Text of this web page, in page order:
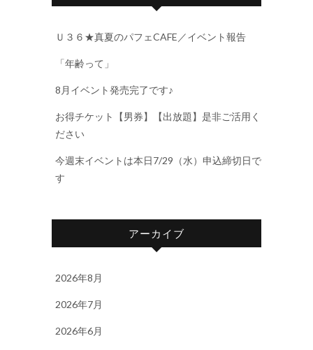
Ｕ３６★真夏のパフェCAFE／イベント報告
「年齢って」
8月イベント発売完了です♪
お得チケット【男券】【出放題】是非ご活用く
ださい
今週末イベントは本日7/29（水）申込締切日で
す
アーカイブ
2026年8月
2026年7月
2026年6月